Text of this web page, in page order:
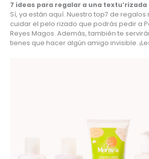
7 ideas para regalar a una textu’rizada
Sí, ya están aquí. Nuestro top7 de
cuidar el pelo rizado que podrás pedir a
Reyes Magos. Además, también te
tienes que hacer algún amigo invisible.